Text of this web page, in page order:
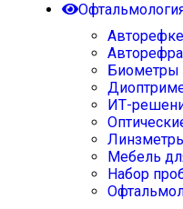
Биометры
ИТ-
Мебель
Набор